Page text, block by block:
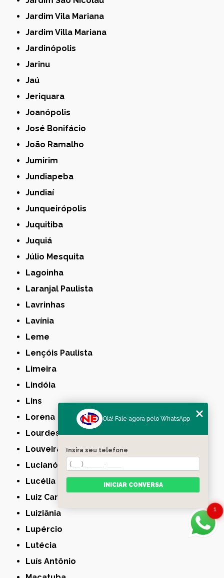
Jardim Vila Mariana
Jardim Villa Mariana
Jardinópolis
Jarinu
Jaú
Jeriquara
Joanópolis
José Bonifácio
João Ramalho
Jumirim
Jundiapeba
Jundiaí
Junqueirópolis
Juquitiba
Juquiá
Júlio Mesquita
Lagoinha
Laranjal Paulista
Lavrinhas
Lavínia
Leme
Lençóis Paulista
Limeira
Lindóia
Lins
Lorena
Lourdes
Louveira
Lucianópolis
Lucélia
Luiz Carlos
Luiziânia
Lupércio
Lutécia
Luís Antônio
1
Olá! Fale agora pelo WhatsApp
Insira seu telefone
INICIAR CONVERSA